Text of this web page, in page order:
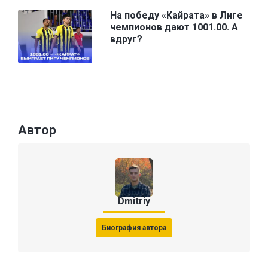
На победу «Кайрата» в Лиге
чемпионов дают 1001.00. А
вдруг?
Автор
Dmitriy
Биография автора